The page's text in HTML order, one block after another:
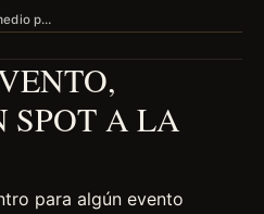
p…
SPOT A LA
para algún evento